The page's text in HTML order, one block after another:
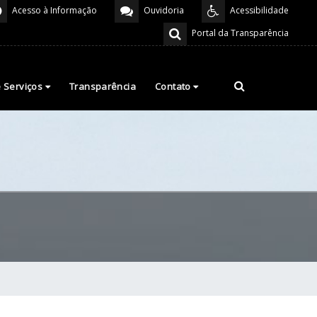
Acessibilidade
Ouvidoria
Acesso à Informação
Portal da Transparência
Serviços Transparência Contato